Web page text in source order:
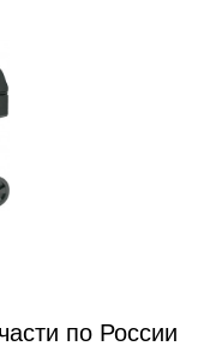
по России